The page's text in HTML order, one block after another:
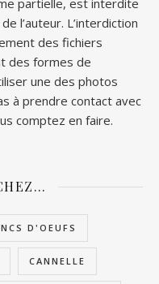
partielle, est interdite
l’auteur. L’interdiction
des fichiers
des formes de
une des photos
à prendre contact avec
comptez en faire.
D'OEUFS
CANNELLE